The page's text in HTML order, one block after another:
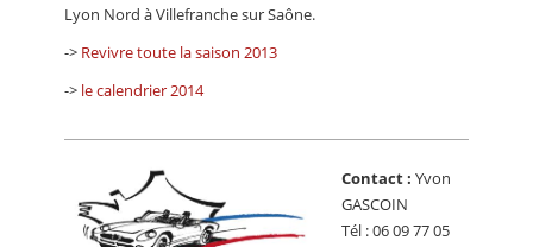
Lyon Nord à Villefranche sur Saône.
-> Revivre toute la saison 2013
-> le calendrier 2014
Contact : Yvon
GASCOIN
Tél : 06 09 77 05